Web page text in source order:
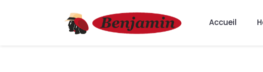
Accueil